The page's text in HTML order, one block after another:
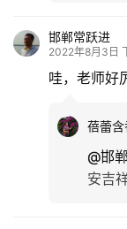
邯郸常跃进
2022年8月3日
哇，老师好
蓓蕾含
@邯
安吉祥